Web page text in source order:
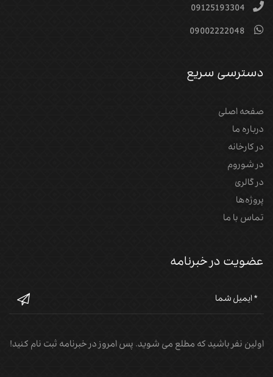
09125193304
09002222048
دسترسی سریع
صفحه اصلی
درباره ما
در کارخانه
در شوروم
در گالری
پروژه‌‌ها
تماس با ما
عضویت در خبرنامه
اولین نفر باشید که مطلع می شوید. پس امروز در خبرنامه ثبت نام کنید!